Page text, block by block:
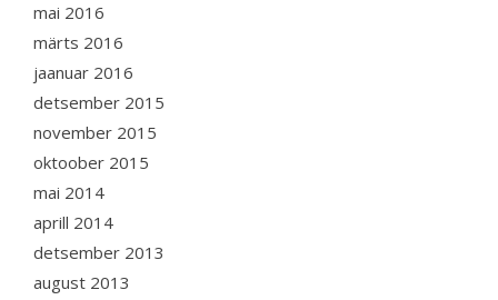
mai 2016
märts 2016
jaanuar 2016
detsember 2015
november 2015
oktoober 2015
mai 2014
aprill 2014
detsember 2013
august 2013